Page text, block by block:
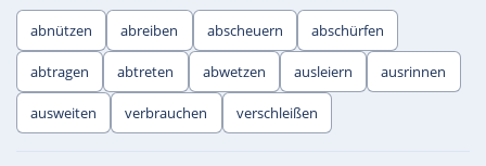
abnützen abreiben abscheuern abschürfen
abtragen abtreten abwetzen ausleiern ausrinnen
ausweiten verbrauchen verschleißen